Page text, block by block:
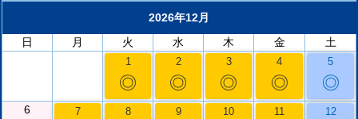
2026年12月
日
月 火 水 木 金 土
1
◎
2
◎
3
◎
4
◎
5
◎
6
7 8 9 10 11 12